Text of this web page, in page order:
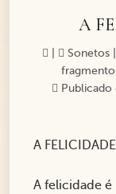
A
Sonetos|
Publicado
A
A felicidade